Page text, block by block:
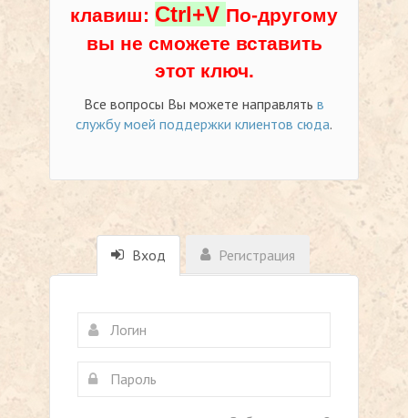
клавиш: Ctrl+V По-другому
вы не сможете вставить
этот ключ.
Все вопросы Вы можете направлять в
службу моей поддержки клиентов сюда.
Вход Регистрация